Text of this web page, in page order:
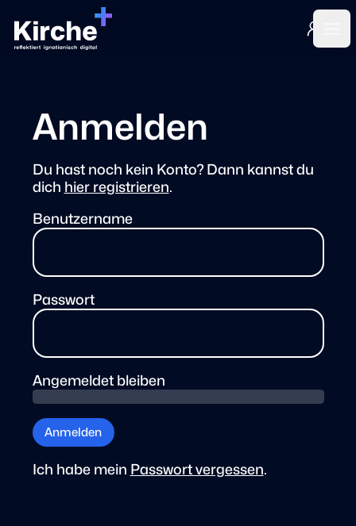
Login
Anmelden
Du hast noch kein Konto? Dann kannst du
dich hier registrieren.
Benutzername
Passwort
Angemeldet bleiben
Anmelden
Ich habe mein Passwort vergessen.